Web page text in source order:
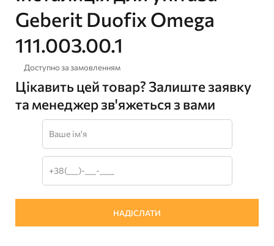
Geberit Duofix Omega
111.003.00.1
Доступно за замовленням
Цікавить цей товар? Залиште заявку
та менеджер зв'яжеться з вами